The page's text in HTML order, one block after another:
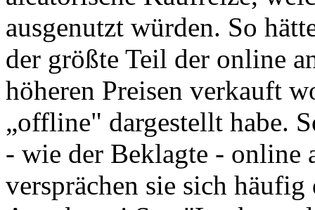
ausgenutzt würden. So
der größte Teil der online
höheren Preisen verkauft
„offline" dargestellt habe.
- wie der Beklagte - online
versprächen sie sich